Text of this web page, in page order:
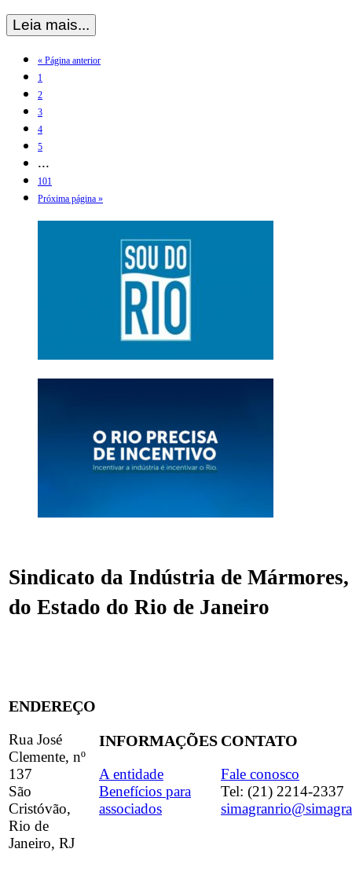
« Página anterior
1
2
3
4
5
...
101
Próxima página »
Sindicato da Indústria de
do Estado do Rio de Janeiro
ENDEREÇO
Rua José
Clemente, nº
137
São
Cristóvão,
Rio de
Janeiro, RJ
INFORMAÇÕES
A entidade
Benefícios para
associados
CONTATO
Fale conosco
Tel: (21) 2214-2337